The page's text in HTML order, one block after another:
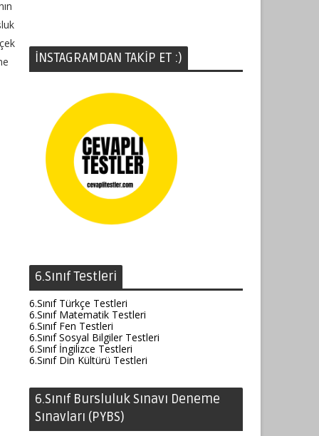
İNSTAGRAMDAN TAKİP ET :)
6.Sınıf Testleri
6.Sınıf Türkçe Testleri
6.Sınıf Matematik Testleri
6.Sınıf Fen Testleri
6.Sınıf Sosyal Bilgiler Testleri
6.Sınıf İngilizce Testleri
6.Sınıf Din Kültürü Testleri
6.Sınıf Bursluluk Sınavı Deneme
Sınavları (PYBS)